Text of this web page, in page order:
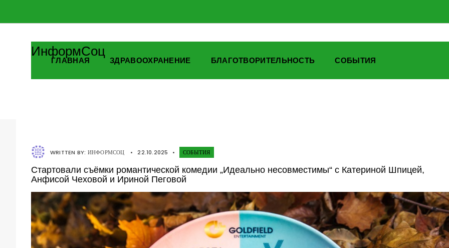
ИнформСоц
ГЛАВНАЯ ЗДРАВООХРАНЕНИЕ БЛАГОТВОРИТЕЛЬНОСТЬ СОБЫТИЯ
WRITTEN BY: ИНФОРМСОЦ • 22.10.2025 • СОБЫТИЯ
Стартовали съёмки романтической комедии „Идеально несовместимы“ с Катериной Шпицей,
Анфисой Чеховой и Ириной Пеговой